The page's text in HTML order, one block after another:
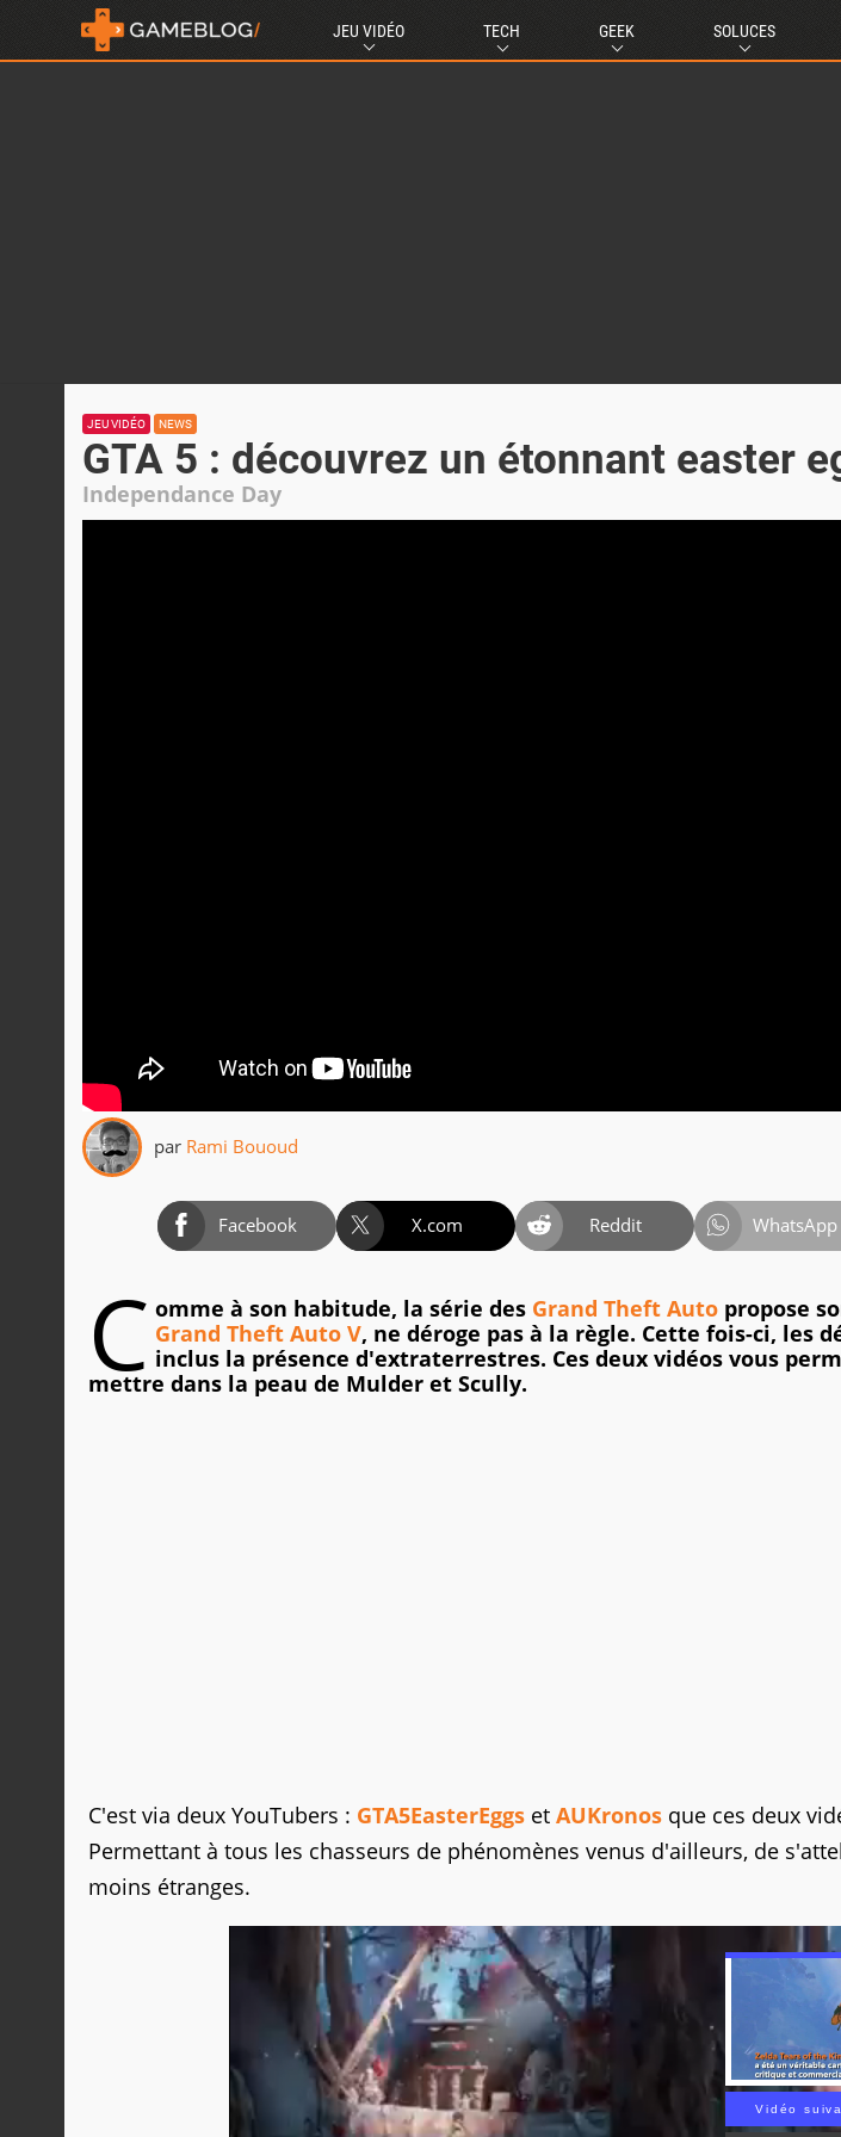
JEU VIDÉO TECH GEEK SOLUCES
JEU VIDÉO NEWS
GTA 5 : découvrez un étonnant easter
Independance Day
par Rami Bououd
Facebook X.com Reddit WhatsApp
C omme à son habitude, la série des Grand Theft Auto propose
Grand Theft Auto V, ne déroge pas à la règle. Cette fois-ci, les
inclus la présence d'extraterrestres. Ces deux vidéos vous
mettre dans la peau de Mulder et Scully.
C'est via deux YouTubers : GTA5EasterEggs et AUKronos que ces deux
Permettant à tous les chasseurs de phénomènes venus d'ailleurs, de
moins étranges.
Vidéo